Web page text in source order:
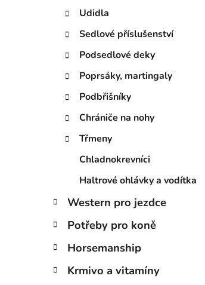
Udidla
Sedlové příslušenství
Podsedlové deky
Poprsáky, martingaly
Podbřišníky
Chrániče na nohy
Třmeny
Chladnokrevníci
Haltrové ohlávky a vodítka
Western pro jezdce
Potřeby pro koně
Horsemanship
Krmivo a vitamíny